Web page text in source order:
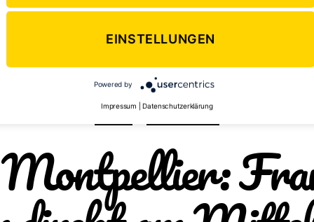
Kategorien
EINSTELLUNGEN
Powered by
Impressum Datenschutzerklärung